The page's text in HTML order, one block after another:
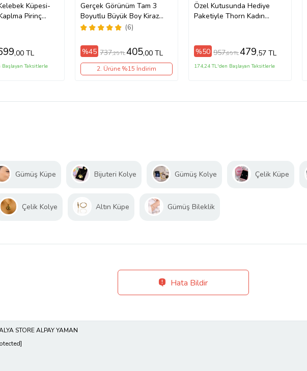
Küpesi-
Pirinç
,00 TL
Taksitlerle
Gerçek Görünüm Tam 3
Boyutlu Büyük Boy Kiraz
Küpe Çifti bck40 (Kırmızı)
(6)
%45 737,25 TL405,00 TL
2. Ürüne %15 İndirim
Özel Kutusunda Hediye
Paketiyle Thorn Kadın
Parti Davet Küpe Hediye
Küpe
%50 957,65 TL479,57 TL
174,24 TL'den Başlayan Taksitlerle
Gümüş Küpe Bijuteri Kolye Gümüş Kolye Çelik Küpe
Çelik Kolye Altın Küpe Gümüş Bileklik
Hata Bildir
STORE ALPAY YAMAN